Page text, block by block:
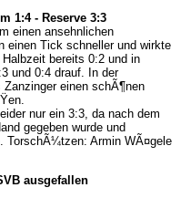
1:4 - Reserve 3:3
einen ansehnlichen
einen Tick schneller und wirkte
bereits 0:2 und in
und 0:4 drauf. In der
einen schÃ¶nen
nur ein 3:3, da nach dem
gegeben wurde und
TorschÃ¼tzen: Armin WÃ¤gele
ausgefallen